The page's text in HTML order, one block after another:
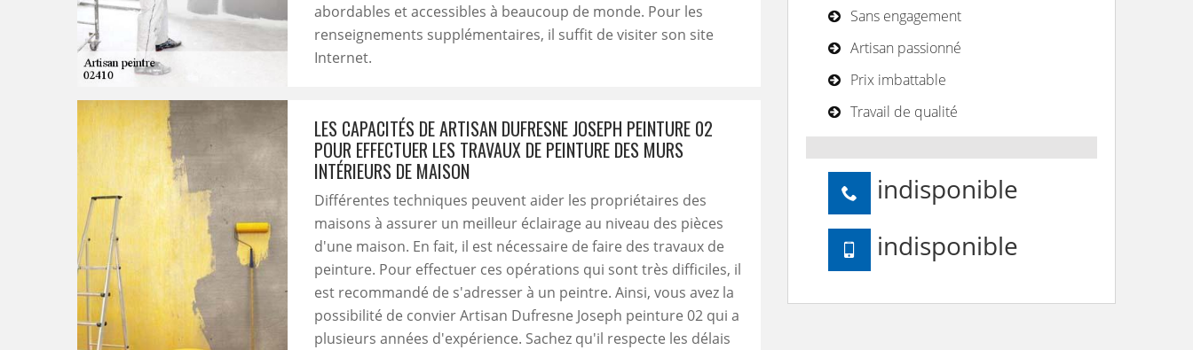
abordables et accessibles à beaucoup de monde. Pour les
renseignements supplémentaires, il suffit de visiter son site
Internet.
LES CAPACITÉS DE ARTISAN DUFRESNE JOSEPH PEINTURE 02
POUR EFFECTUER LES TRAVAUX DE PEINTURE DES MURS
INTÉRIEURS DE MAISON
Différentes techniques peuvent aider les propriétaires des
maisons à assurer un meilleur éclairage au niveau des pièces
d'une maison. En fait, il est nécessaire de faire des travaux de
peinture. Pour effectuer ces opérations qui sont très difficiles, il
est recommandé de s'adresser à un peintre. Ainsi, vous avez la
possibilité de convier Artisan Dufresne Joseph peinture 02 qui a
plusieurs années d'expérience. Sachez qu'il respecte les délais
Sans engagement
Artisan passionné
Prix imbattable
Travail de qualité
indisponible
indisponible